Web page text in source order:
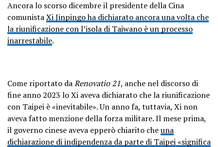
Ancora lo scorso dicembre il presidente della Cina
comunistaXi Jinpingo ha dichiarato ancora una volta che
la riunificazione con l’isola di Taiwano è un processo
inarrestabile.
Come riportato daRenovatio 21, anche nel discorso di
fine anno 2023 lo Xi aveva dichiarato che la riunificazione
con Taipei è «inevitabile». Un anno fa, tuttavia, Xi non
aveva fatto menzione della forza militare. Il mese prima,
il governo cinese aveva epperò chiarito cheuna
dichiarazione di indipendenza da parte di Taipei «significa